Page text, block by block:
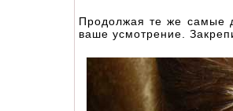
Продолжая те же самые
ваше усмотрение.